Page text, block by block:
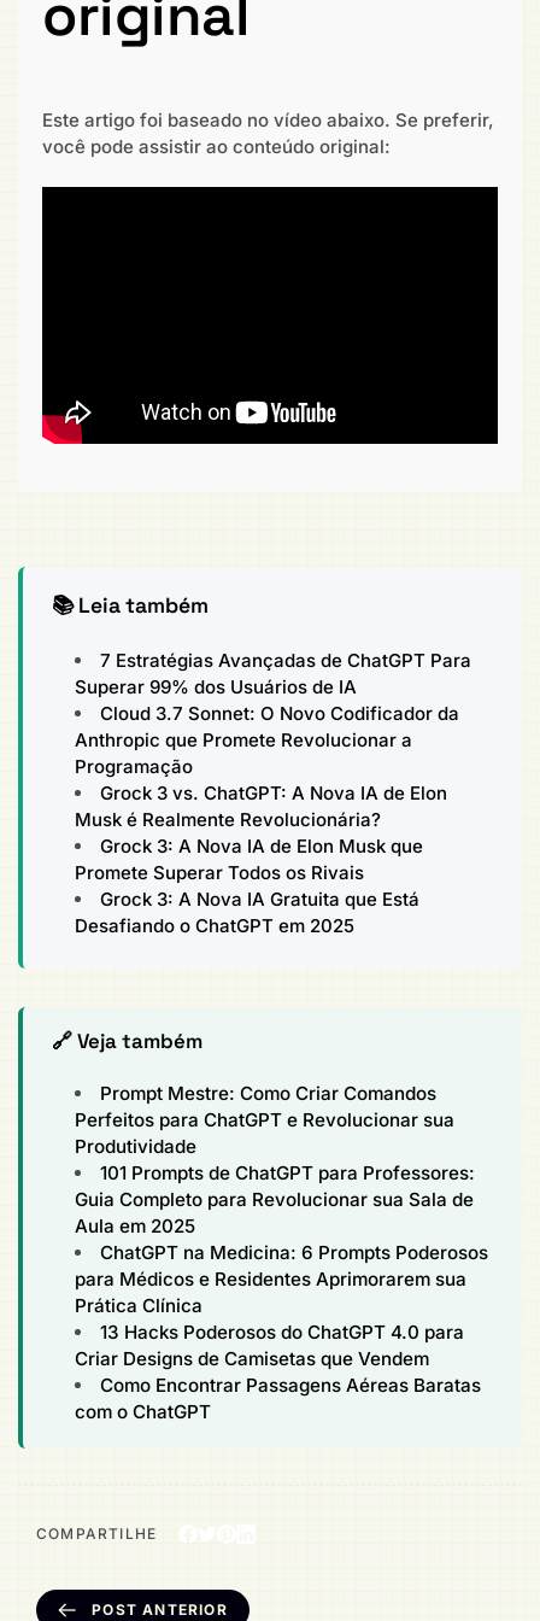
original
Este artigo foi baseado no vídeo abaixo. Se preferir,
você pode assistir ao conteúdo original:
📚 Leia também
7 Estratégias Avançadas de ChatGPT Para
Superar 99% dos Usuários de IA
Cloud 3.7 Sonnet: O Novo Codificador da
Anthropic que Promete Revolucionar a
Programação
Grock 3 vs. ChatGPT: A Nova IA de Elon
Musk é Realmente Revolucionária?
Grock 3: A Nova IA de Elon Musk que
Promete Superar Todos os Rivais
Grock 3: A Nova IA Gratuita que Está
Desafiando o ChatGPT em 2025
🔗 Veja também
Prompt Mestre: Como Criar Comandos
Perfeitos para ChatGPT e Revolucionar sua
Produtividade
101 Prompts de ChatGPT para Professores:
Guia Completo para Revolucionar sua Sala de
Aula em 2025
ChatGPT na Medicina: 6 Prompts Poderosos
para Médicos e Residentes Aprimorarem sua
Prática Clínica
13 Hacks Poderosos do ChatGPT 4.0 para
Criar Designs de Camisetas que Vendem
Como Encontrar Passagens Aéreas Baratas
com o ChatGPT
COMPARTILHE
POST ANTERIOR